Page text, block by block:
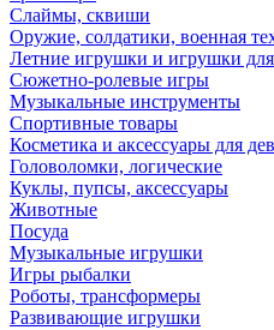
Слаймы, сквиши
Оружие, солдатики, военная
Летние игрушки и игрушки
Сюжетно-ролевые игры
Музыкальные инструменты
Спортивные товары
Косметика и аксессуары для
Головоломки, логические
Куклы, пупсы, аксессуары
Животные
Посуда
Музыкальные игрушки
Игры рыбалки
Роботы, трансформеры
Развивающие игрушки